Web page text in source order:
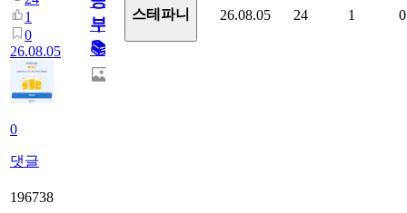
1
0
26.08.05
0
댓글
부!
📚
스테파니 26.08.05 24 1 0
196738